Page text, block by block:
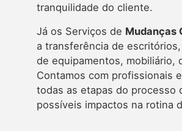
tranquilidade do cliente.
Já os Serviços de Mudanças
a transferência de
de equipamentos, mobiliário,
Contamos com profissionais
todas as etapas do processo
possíveis impactos na rotina